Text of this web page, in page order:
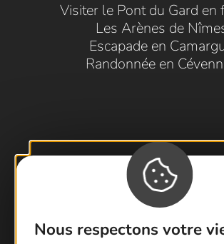
Nous respectons votre
Visiter le Pont du Gard en
Les Arènes de
Escapade en
Randonnée en
Contactez-nous !
Foire aux